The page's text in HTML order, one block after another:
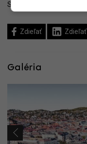
Sledujte YIM.BA na
Zdieľať Zdieľať
Galéria